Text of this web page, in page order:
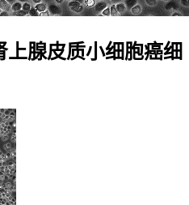
上腺皮质小细胞癌细